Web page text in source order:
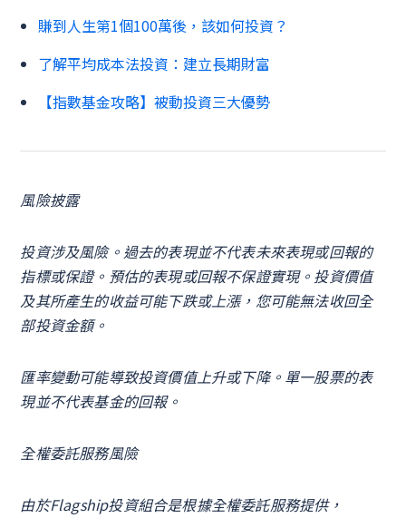
賺到人生第1個100萬後，該如何投資？
了解平均成本法投資：建立長期財富
【指數基金攻略】被動投資三大優勢
風險披露
投資涉及風險。過去的表現並不代表未來表現或回報的
指標或保證。預估的表現或回報不保證實現。投資價值
及其所產生的收益可能下跌或上漲，您可能無法收回全
部投資金額。
匯率變動可能導致投資價值上升或下降。單一股票的表
現並不代表基金的回報。
全權委託服務風險
由於Flagship投資組合是根據全權委託服務提供，